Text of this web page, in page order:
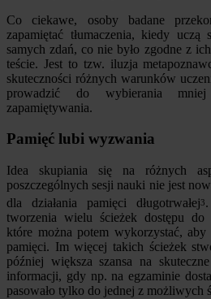
Co ciekawe, osoby badane
zapamiętać tłumaczenia, kiedy
samych zdań, co nie było zgodne z
teście. Jest to tzw. iluzja
skuteczności różnych warunków
prowadzić do wybierania mniej
zapamiętywania.
Pamięć lubi wyzwania
Idea skupiania się na różnych
poszczególnych sesji nauki nie jest
dla działania pamięci długotrwałej3
tworzenia wielu ścieżek dostępu do
które można potem wykorzystać,
pamięci. Im więcej takich ścieżek
później większa szansa na
informacji, gdy np. na egzaminie
pasowało tylko do jednej z możliwych